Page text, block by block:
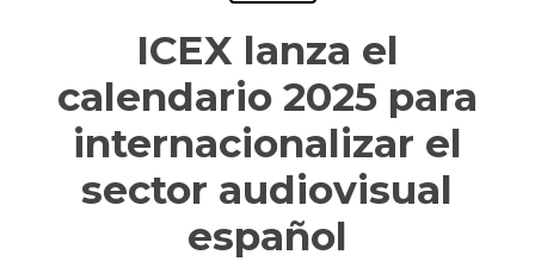
ICEX lanza el
calendario 2025 para
internacionalizar el
sector audiovisual
español